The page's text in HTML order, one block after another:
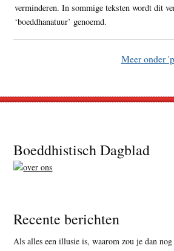
verminderen. In sommige teksten wordt dit
‘boeddhanatuur’ genoemd.
Meer onder
Footer
Boeddhistisch Dagblad
Recente berichten
Als alles een illusie is, waarom zou je dan